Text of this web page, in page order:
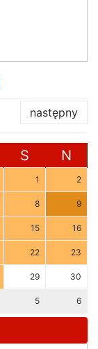
następny
S N
1 2
8 9
15 16
22 23
29 30
5 6